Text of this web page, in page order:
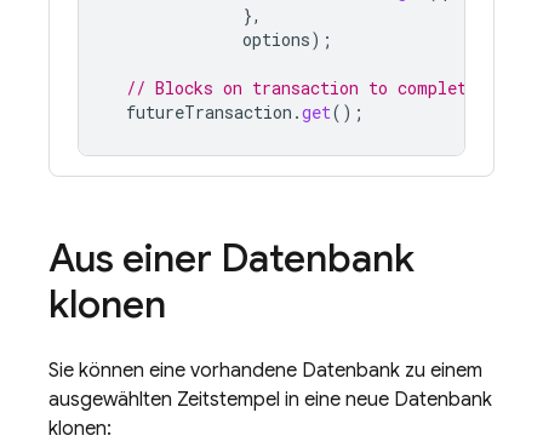
},
options);
// Blocks on transaction to complete
futureTransaction .get();
Aus einer Datenbank
klonen
Sie können eine vorhandene Datenbank zu einem
ausgewählten Zeitstempel in eine neue Datenbank
klonen: